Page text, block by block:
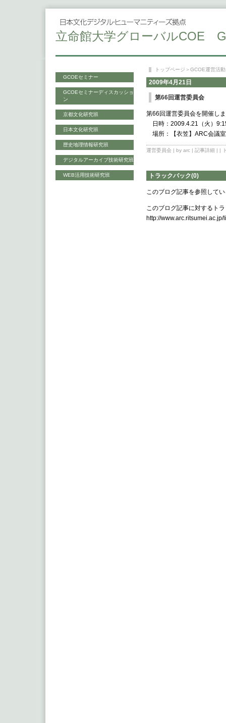
立命館大学グローバルCOE
GCOEセミナー
GCOEセミナーディスカッショ
ン
京都文化研究班
日本文化研究班
歴史地理情報研究班
デジタルアーカイブ技術研究班
WEB活用技術研究班
トップページ ＞ GCOE運営活
2009年4月21日
第66回運営委員会
第66回運営委員会を開催し
日時：2009.4.21（火）
場所：【衣笠】ARC会議
運営委員会 | by arc | 記事詳細 | |
トラックバック(0)
このブログ記事を参照して
このブログ記事に対するト
http://